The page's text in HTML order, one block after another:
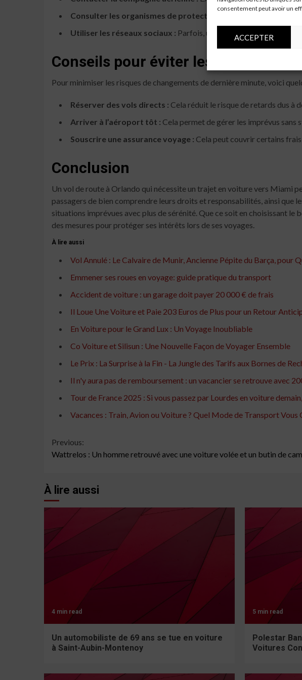
consentement peut avoir un
ACCEPTER
Consulter les organismes de protection des consommateurs :
Utiliser les réseaux sociaux : Parfois, une plainte publique sur
Conseils pour éviter les imprévus
Pour minimiser les risques de changements de dernière minute, voici
Réserver des vols directs : Cela réduit le risque de retards dus à
Arriver à l’aéroport tôt : Cela permet de gérer les imprévus sans
Souscrire une assurance voyage : Cela peut couvrir certains frais
Conclusion
Un vol de route à Orlando qui nécessite un trajet en voiture vers Miami
passagers de bien comprendre leurs droits et responsabilités, ainsi que
situations imprévues avec plus de sérénité. Que ce soit en choisissant
des mesures pour protéger ses intérêts lors de ses voyages.
À lire aussi
Vol Annulé : Le Calvaire de Munir, Ancienne Pépite du Barça, pour
Emmener ses roues en voyage: guide pratique du transport
Accident de voiture : un garage doit payer 20 000 € de frais
Il Loue Une Voiture et Paie 203 Euros de Plus pour un Retour
En Voiture pour le Grand Lux : Un Voyage Inoubliable
Co Voiture et Silisun : Une Nouvelle Façon de Voyager Ensemble
Le Prix : La Surprise à la Fin - La Jungle des Tarifs aux Bornes de
Il n'y aura pas de remboursement : un vacancier se retrouve avec
Tour de France 2025 : Si vous passez par Lourdes en voiture
Vacances : Train, Avion ou Voiture ? Quel Mode de Transport
Continue
Previous:
Wattrelos : Un homme retrouvé avec une voiture volée et un butin de
À lire aussi
4 min read
Un automobiliste de 69 ans se tue en voiture
à Saint-Aubin-Montenoy
5 min read
Polestar
Voitures